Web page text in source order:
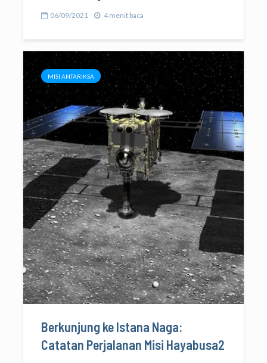
06/09/2021 4 menit baca
MISI ANTARIKSA
Berkunjung ke Istana Naga:
Catatan Perjalanan Misi Hayabusa2